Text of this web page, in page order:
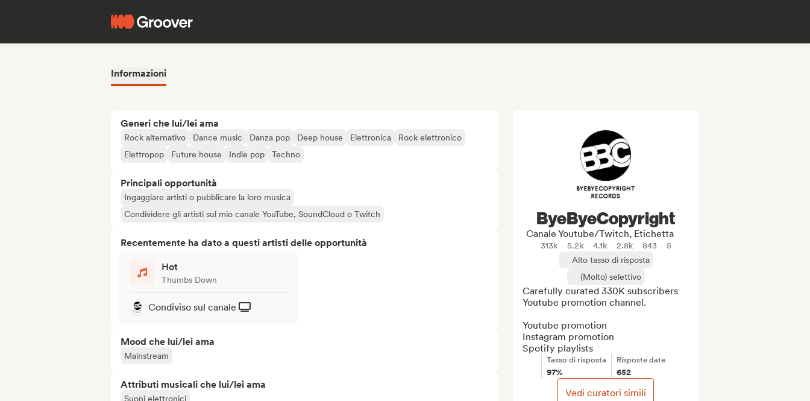
Informazioni
Generi che lui/lei ama
Rock alternativo Dance music Danza pop Deep house Elettronica
Rock elettronico
Elettropop
Future house Indie pop Techno
Principali opportunità
Ingaggiare artisti o pubblicare la loro musica
Condividere gli artisti sul mio canale YouTube, SoundCloud o Twitch
Recentemente ha dato a questi artisti delle opportunità
Hot
Thumbs Down
Condiviso sul canale
Mood che lui/lei ama
Mainstream
Attributi musicali che lui/lei ama
Suoni elettronici
ByeByeCopyright
Canale Youtube/Twitch, Etichetta
313k 5.2k 4.1k 2.8k 843
5
Alto tasso di risposta
(Molto) selettivo
Carefully curated 330K subscribers
Youtube promotion channel.
Youtube promotion
Instagram promotion
Spotify playlists
Tasso di risposta
97%
Risposte date
652
Vedi curatori simili